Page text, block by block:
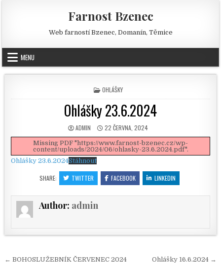
Farnost Bzenec
Web farností Bzenec, Domanín, Těmice
MENU
POSTED IN
OHLÁŠKY
Ohlášky 23.6.2024
AUTHOR:
ADMIN PUBLISHED DATE:
22 ČERVNA, 2024
Missing PDF "https://www.farnost-bzenec.cz/wp-
content/uploads/2024/06/ohlasky-23.6.2024.pdf".
Ohlášky 23.6.2024Stáhnout
SHARE: TWITTER FACEBOOK LINKEDIN
Author: admin
Navigace pro příspěvek Ohlášky 16.6.2024 →
← BOHOSLUŽEBNÍK ČERVENEC 2024